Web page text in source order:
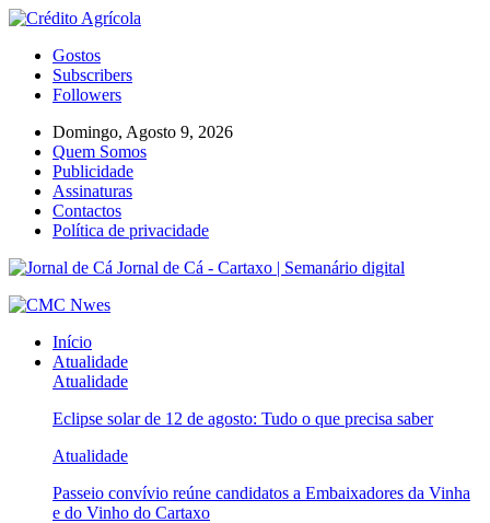
Gostos
Subscribers
Followers
Domingo, Agosto 9, 2026
Quem Somos
Publicidade
Assinaturas
Contactos
Política de privacidade
Jornal de Cá - Cartaxo | Semanário digital
Início
Atualidade
Atualidade
Eclipse solar de 12 de agosto: Tudo o que precisa saber
Atualidade
Passeio convívio reúne candidatos a Embaixadores da Vinha
e do Vinho do Cartaxo